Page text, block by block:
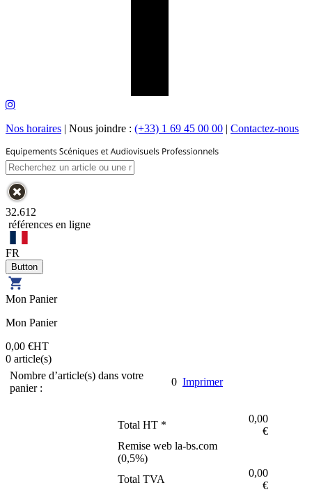
Nos horaires | Nous joindre : (+33) 1 69 45 00 00 | Contactez-nous
32.612
références en ligne
FR
Mon Panier
Mon Panier
0,00 €HT
0 article(s)
Nombre d’article(s) dans votre
panier :
0 Imprimer
Total HT *
0,00
€
Remise web la-bs.com
(0,5%)
Total TVA
0,00
€